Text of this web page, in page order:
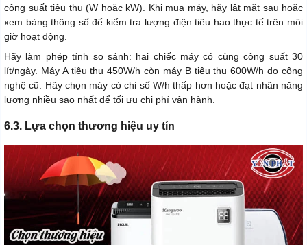
công suất tiêu thụ (W hoặc kW). Khi mua máy, hãy lật mặt sau hoặc
xem bảng thông số để kiểm tra lượng điện tiêu hao thực tế trên môi
giờ hoạt động.
Hãy làm phép tính so sánh: hai chiếc máy có cùng công suất 30
lít/ngày. Máy A tiêu thu 450W/h còn máy B tiêu thụ 600W/h do công
nghệ cũ. Hãy chọn máy có chỉ số W/h thấp hơn hoặc đạt nhãn năng
lượng nhiều sao nhất để tối ưu chi phí vận hành.
6.3. Lựa chọn thương hiệu uy tín